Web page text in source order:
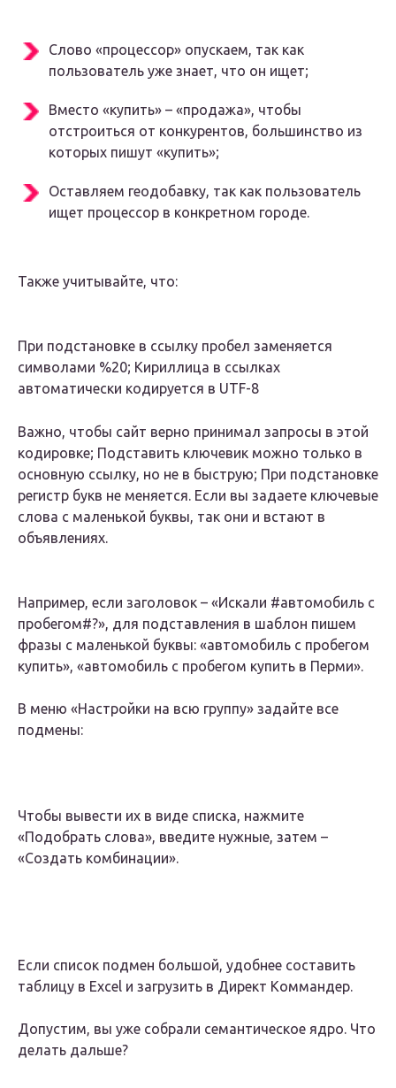
Слово «процессор» опускаем, так как
пользователь уже знает, что он ищет;
Вместо «купить» – «продажа», чтобы
отстроиться от конкурентов, большинство из
которых пишут «купить»;
Оставляем геодобавку, так как пользователь
ищет процессор в конкретном городе.
Также учитывайте, что:
При подстановке в ссылку пробел заменяется
символами %20; Кириллица в ссылках
автоматически кодируется в UTF-8
Важно, чтобы сайт верно принимал запросы в этой
кодировке; Подставить ключевик можно только в
основную ссылку, но не в быструю; При подстановке
регистр букв не меняется. Если вы задаете ключевые
слова с маленькой буквы, так они и встают в
объявлениях.
Например, если заголовок – «Искали #автомобиль с
пробегом#?», для подставления в шаблон пишем
фразы с маленькой буквы: «автомобиль с пробегом
купить», «автомобиль с пробегом купить в Перми».
В меню «Настройки на всю группу» задайте все
подмены:
Чтобы вывести их в виде списка, нажмите
«Подобрать слова», введите нужные, затем –
«Создать комбинации».
Если список подмен большой, удобнее составить
таблицу в Excel и загрузить в Директ Коммандер.
Допустим, вы уже собрали семантическое ядро. Что
делать дальше?